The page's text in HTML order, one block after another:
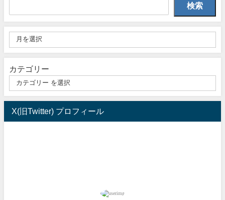
検索
カテゴリー
X(旧Twitter) プロフィール